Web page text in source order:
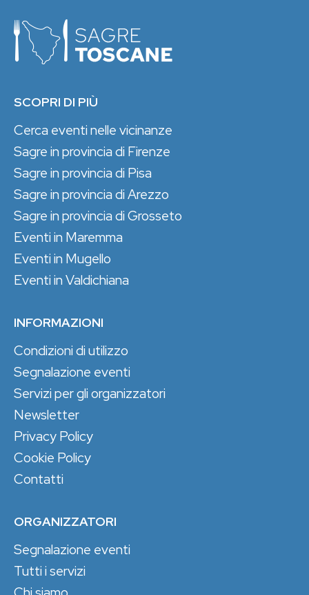
SCOPRI DI PIÙ
Cerca eventi nelle vicinanze
Sagre in provincia di Firenze
Sagre in provincia di Pisa
Sagre in provincia di Arezzo
Sagre in provincia di Grosseto
Eventi in Maremma
Eventi in Mugello
Eventi in Valdichiana
INFORMAZIONI
Condizioni di utilizzo
Segnalazione eventi
Servizi per gli organizzatori
Newsletter
Privacy Policy
Cookie Policy
Contatti
ORGANIZZATORI
Segnalazione eventi
Tutti i servizi